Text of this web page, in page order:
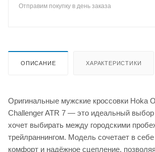
Отправим покупку в день заказа
ОПИСАНИЕ ХАРАКТЕРИСТИКИ
Оригинальные мужские кроссовки Hoka
Challenger ATR 7 — это идеальный выбор
хочет выбирать между городскими
трейлраннингом. Модель сочетает в себе
комфорт и надёжное сцепление,